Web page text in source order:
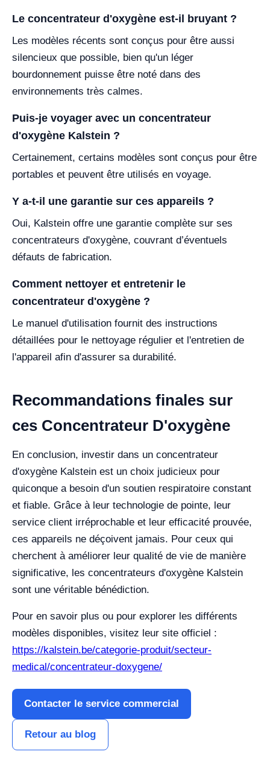
Le concentrateur d'oxygène est-il bruyant ?
Les modèles récents sont conçus pour être aussi
silencieux que possible, bien qu'un léger
bourdonnement puisse être noté dans des
environnements très calmes.
Puis-je voyager avec un concentrateur
d'oxygène Kalstein ?
Certainement, certains modèles sont conçus pour être
portables et peuvent être utilisés en voyage.
Y a-t-il une garantie sur ces appareils ?
Oui, Kalstein offre une garantie complète sur ses
concentrateurs d'oxygène, couvrant d’éventuels
défauts de fabrication.
Comment nettoyer et entretenir le
concentrateur d'oxygène ?
Le manuel d'utilisation fournit des instructions
détaillées pour le nettoyage régulier et l'entretien de
l'appareil afin d'assurer sa durabilité.
Recommandations finales sur
ces Concentrateur D'oxygène
En conclusion, investir dans un concentrateur
d'oxygène Kalstein est un choix judicieux pour
quiconque a besoin d'un soutien respiratoire constant
et fiable. Grâce à leur technologie de pointe, leur
service client irréprochable et leur efficacité prouvée,
ces appareils ne déçoivent jamais. Pour ceux qui
cherchent à améliorer leur qualité de vie de manière
significative, les concentrateurs d'oxygène Kalstein
sont une véritable bénédiction.
Pour en savoir plus ou pour explorer les différents
modèles disponibles, visitez leur site officiel :
https://kalstein.be/categorie-produit/secteur-
medical/concentrateur-doxygene/
Contacter le service commercial
Retour au blog